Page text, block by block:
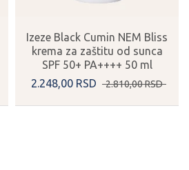
Izeze Black Cumin NEM Bliss
krema za zaštitu od sunca
SPF 50+ PA++++ 50 ml
2.248,00 RSD 2.810,00RSD